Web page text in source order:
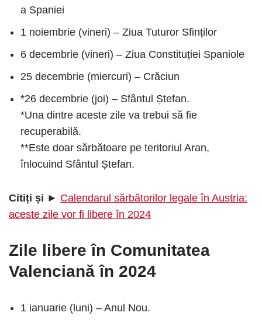
a Spaniei
1 noiembrie (vineri) – Ziua Tuturor Sfinților
6 decembrie (vineri) – Ziua Constituției Spaniole
25 decembrie (miercuri) – Crăciun
*26 decembrie (joi) – Sfântul Ștefan.
*Una dintre aceste zile va trebui să fie
recuperabilă.
**Este doar sărbătoare pe teritoriul Aran,
înlocuind Sfântul Ștefan.
Citiți și ► Calendarul sărbătorilor legale în Austria:
aceste zile vor fi libere în 2024
Zile libere în Comunitatea
Valenciană în 2024
1 ianuarie (luni) – Anul Nou.